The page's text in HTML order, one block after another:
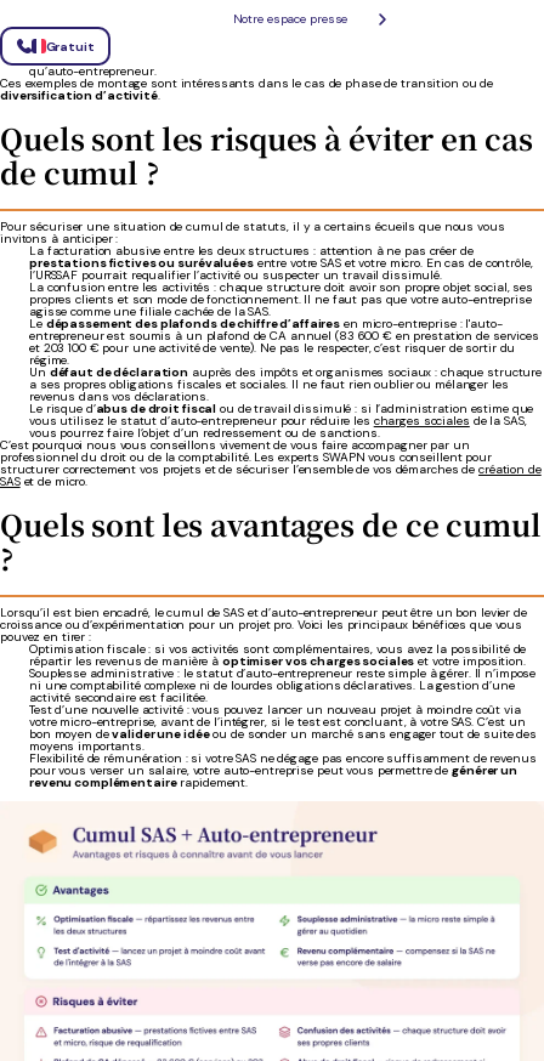
Notre espace presse
Gratuit
associé minoritaire ou majoritaire
en conservant son activité indépendante. Avec ce cumul, il diversifie ses sources de
revenus, sans renoncer à la simplicité administrative du régime micro.
Unfreelance
d’autres entrepreneurs, tout en continuant à exercer son activité principale en tant
qu’auto-entrepreneur.
Ces exemples de montage sont intéressants dans le cas de phase de transition ou de
diversification d’activité.
Quels sont les risques à éviter en cas
de cumul ?
Pour sécuriser une situation de cumul de statuts, il y a certains écueils que nous vous
invitons à anticiper :
La facturation abusive entre les deux structures : attention à ne pas créer de
prestations fictives ou surévaluéesentre votre SAS et votre micro. En cas de contrôle,
l’URSSAF pourrait requalifier l’activité ou suspecter un travail dissimulé.
La confusion entre les activités : chaque structure doit avoir son propre objet social, ses
propres clients et son mode de fonctionnement. Il ne faut pas que votre auto-entreprise
agisse comme une filiale cachée de la SAS.
Le dépassement des plafonds de chiffre d’affaires en micro-entreprise : l'auto-
entrepreneur est soumis à un plafond de CA annuel (83 600 € en prestation de services
et 203 100 € pour une activité de vente). Ne pas le respecter, c’est risquer de sortir du
régime.
Un défaut de déclaration auprès des impôts et organismes sociaux : chaque structure
a ses propres obligations fiscales et sociales. Il ne faut rien oublier ou mélanger les
revenus dans vos déclarations.
Le risque d’abus de droit fiscal ou de travail dissimulé : si l’administration estime que
vous utilisez le statut d’auto-entrepreneur pour réduire les charges sociales de la SAS,
vous pourrez faire l’objet d’un redressement ou de sanctions.
C’est pourquoi nous vous conseillons vivement de vous faire accompagner par un
professionnel du droit ou de la comptabilité. Les experts SWAPN vous conseillent pour
structurer correctement vos projets et de sécuriser l’ensemble de vos démarches decréation de
SASet de micro.
Quels sont les avantages de ce cumul
?
Lorsqu’il est bien encadré, le cumul de SAS et d’auto-entrepreneur peut être un bon levier de
croissance ou d’expérimentation pour un projet pro. Voici les principaux bénéfices que vous
pouvez en tirer :
Optimisation fiscale : si vos activités sont complémentaires, vous avez la possibilité de
répartir les revenus de manière à optimiser vos charges sociales et votre imposition.
Souplesse administrative : le statut d’auto-entrepreneur reste simple à gérer. Il n’impose
ni une comptabilité complexe ni de lourdes obligations déclaratives. La gestion d’une
activité secondaire est facilitée.
Test d’une nouvelle activité : vous pouvez lancer un nouveau projet à moindre coût via
votre micro-entreprise, avant de l’intégrer, si le test est concluant, à votre SAS. C’est un
bon moyen devalider une idéeou de sonder un marché sans engager tout de suite des
moyens importants.
Flexibilité de rémunération : si votre SAS ne dégage pas encore suffisamment de revenus
pour vous verser un salaire, votre auto-entreprise peut vous permettre degénérer un
revenu complémentairerapidement.